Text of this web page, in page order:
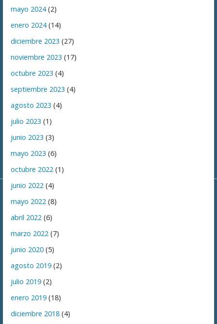
mayo 2024(2)
enero 2024(14)
diciembre 2023 (27)
noviembre 2023 (17)
octubre 2023 (4)
septiembre 2023 (4)
agosto 2023 (4)
julio 2023 (1)
junio 2023 (3)
mayo 2023 (6)
octubre 2022 (1)
junio 2022 (4)
mayo 2022 (8)
abril 2022 (6)
marzo 2022 (7)
junio 2020 (5)
agosto 2019 (2)
julio 2019 (2)
enero 2019 (18)
diciembre 2018 (4)